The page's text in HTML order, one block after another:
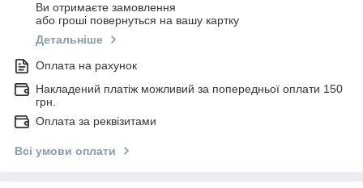
Ви отримаєте замовлення
або гроші повернуться на вашу картку
Детальніше
Оплата на рахунок
Накладений платіж можливий за попередньої оплати 150
грн.
Оплата за реквізитами
Всі умови оплати